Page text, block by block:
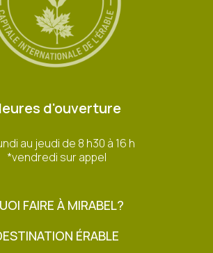
d'ouverture
au jeudi de 8 h30 à 16 h
*vendredi sur appel
FAIRE À MIRABEL?
ÉRABLE